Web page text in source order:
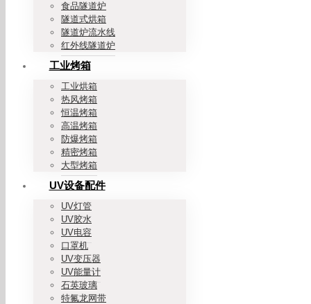
食品隧道炉
隧道式烘箱
隧道炉流水线
红外线隧道炉
工业烤箱
工业烘箱
热风烤箱
恒温烤箱
高温烤箱
防爆烤箱
精密烤箱
大型烤箱
UV设备配件
UV灯管
UV胶水
UV电容
口罩机
UV变压器
UV能量计
石英玻璃
特氟龙网带